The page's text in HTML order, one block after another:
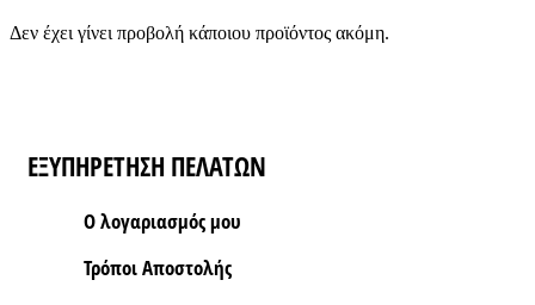
Δεν έχει γίνει προβολή κάποιου προϊόντος ακόμη.
ΕΞΥΠΗΡΕΤΗΣΗ ΠΕΛΑΤΩΝ
Ο λογαριασμός μου
Τρόποι Aποστολής